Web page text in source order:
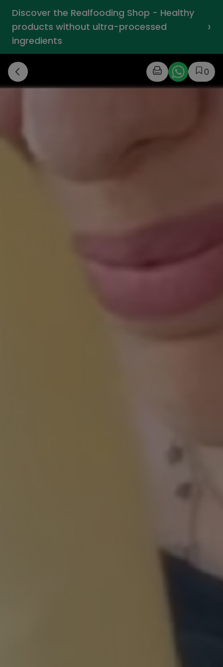
Discover the Realfooding Shop - Healthy
products without ultra-processed
ingredients
›
0